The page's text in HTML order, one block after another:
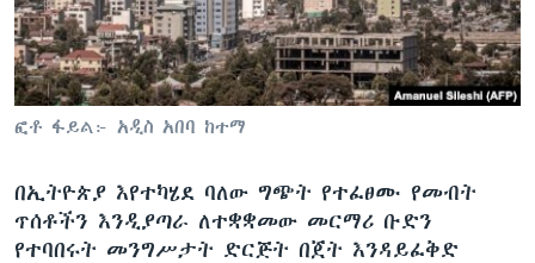
ቋንቋዎች
ፎቶ ፋይል፦ አዲስ አበባ ከተማ
በኢትዮጵያ እየተካሄደ ባለው ግጭት የተፈፀሙ የመብት
ጥሰቶችን እንዲያጣራ ለተቋቋመው መርማሪ ቡድን
የተባበሩት መንግሥታት ድርጅት በጀት እንዳይፈቅድ